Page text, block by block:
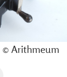
© Arithmeum